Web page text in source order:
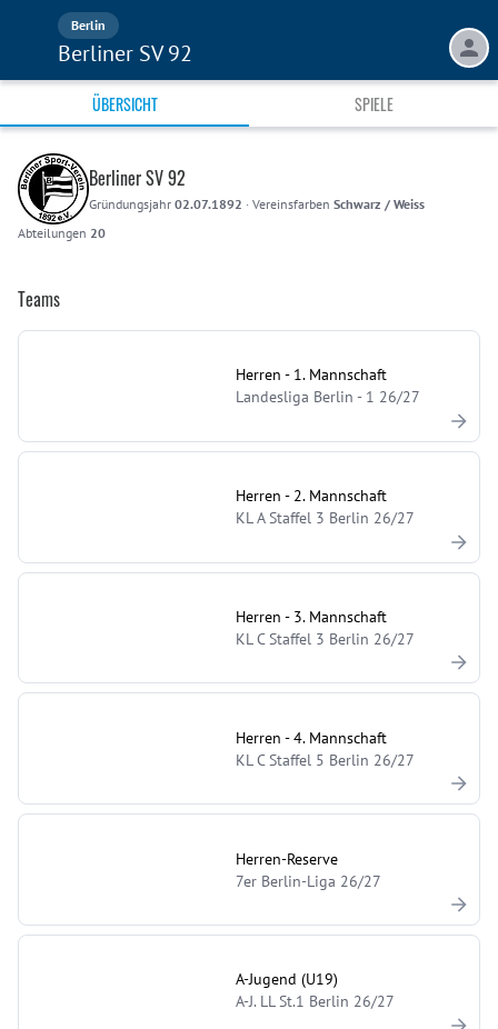
Berlin
Berliner SV 92
ÜBERSICHT SPIELE
Berliner SV 92
Gründungsjahr 02.07.1892 · Vereinsfarben Schwarz / Weiss
Abteilungen 20
Teams
Herren - 1. Mannschaft
Landesliga Berlin - 1 26/27
Herren - 2. Mannschaft
KL A Staffel 3 Berlin 26/27
Herren - 3. Mannschaft
KL C Staffel 3 Berlin 26/27
Herren - 4. Mannschaft
KL C Staffel 5 Berlin 26/27
Herren-Reserve
7er Berlin-Liga 26/27
A-Jugend (U19)
A-J. LL St.1 Berlin 26/27